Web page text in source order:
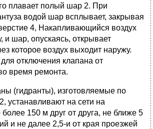
плавает полый шар 2. При
водой шар всплывает, закрывая
4, Накапливающийся воздух
и шар, опускаясь, открывает
которое воздух выходит наружу.
отключения клапана от
время ремонта.
(гидранты), изготовляемые по
устанавливают на сети на
более 150 м друг от друга, не ближе 5
и не далее 2,5-и от края проезжей